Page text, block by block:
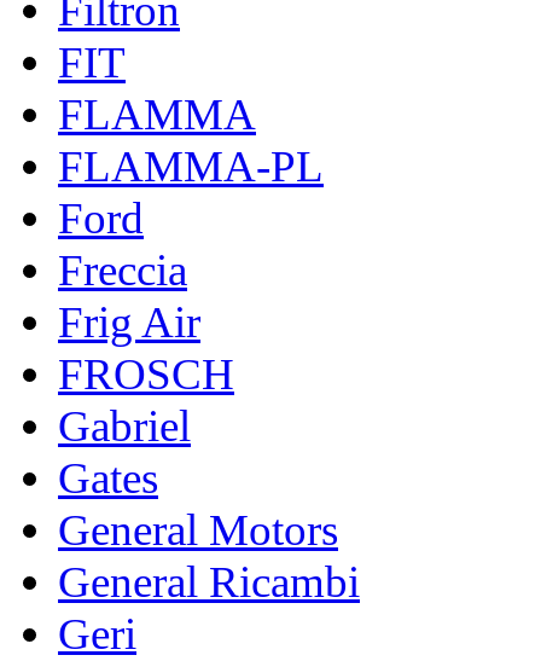
Filtron
FIT
FLAMMA
FLAMMA-PL
Ford
Freccia
Frig Air
FROSCH
Gabriel
Gates
General Motors
General Ricambi
Geri